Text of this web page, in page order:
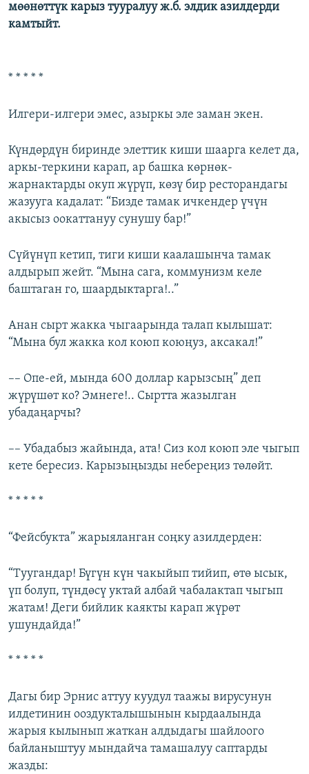
мөөнөттүк карыз тууралуу ж.б. элдик азилдерди
камтыйт.
* * * * *
Илгери-илгери эмес, азыркы эле заман экен.
Күндөрдүн биринде элеттик киши шаарга келет да,
аркы-теркини карап, ар башка көрнөк-
жарнактарды окуп жүрүп, көзү бир ресторандагы
жазууга кадалат: “Бизде тамак ичкендер үчүн
акысыз оокаттануу сунушу бар!”
Сүйүнүп кетип, тиги киши каалашынча тамак
алдырып жейт. “Мына сага, коммунизм келе
баштаган го, шаардыктарга!..”
Анан сырт жакка чыгаарында талап кылышат:
“Мына бул жакка кол коюп коюңуз, аксакал!”
–– Опе-ей, мында 600 доллар карызсың” деп
жүрүшөт ко? Эмнеге!.. Сыртта жазылган
убадаңарчы?
–– Убадабыз жайында, ата! Сиз кол коюп эле чыгып
кете бересиз. Карызыңызды небереңиз төлөйт.
* * * * *
“Фейсбукта” жарыяланган соңку азилдерден:
“Туугандар! Бүгүн күн чакыйып тийип, өтө ысык,
үп болуп, түндөсү уктай албай чабалактап чыгып
жатам! Деги бийлик каякты карап жүрөт
ушундайда!”
* * * * *
Дагы бир Эрнис аттуу куудул таажы вирусунун
илдетинин ооздукталышынын кырдаалында
жарыя кылынып жаткан алдыдагы шайлоого
байланыштуу мындайча тамашалуу саптарды
жазды: